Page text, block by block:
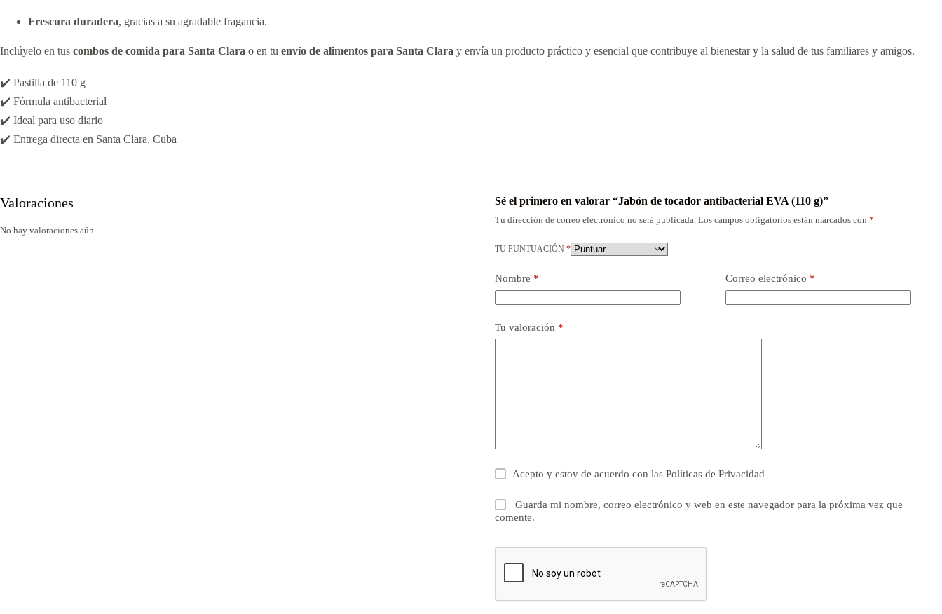
Frescura duradera, gracias a su agradable fragancia.
Inclúyelo en tus combos de comida para Santa Clara o en tu envío de alimentos para Santa Clara y envía un producto práctico y esencial que contribuye al bienestar y la salud de tus familiares y amigos.
✔️ Pastilla de 110 g
✔️ Fórmula antibacterial
✔️ Ideal para uso diario
✔️ Entrega directa en Santa Clara, Cuba
Valoraciones
No hay valoraciones aún.
Sé el primero en valorar “Jabón de tocador antibacterial EVA (110 g)”
Tu dirección de correo electrónico no será publicada. Los campos obligatorios están marcados con *
TU PUNTUACIÓN *
Nombre * Correo electrónico *
Tu valoración *
Acepto y estoy de acuerdo con las Políticas de Privacidad
Guarda mi nombre, correo electrónico y web en este navegador para la próxima vez que
comente.